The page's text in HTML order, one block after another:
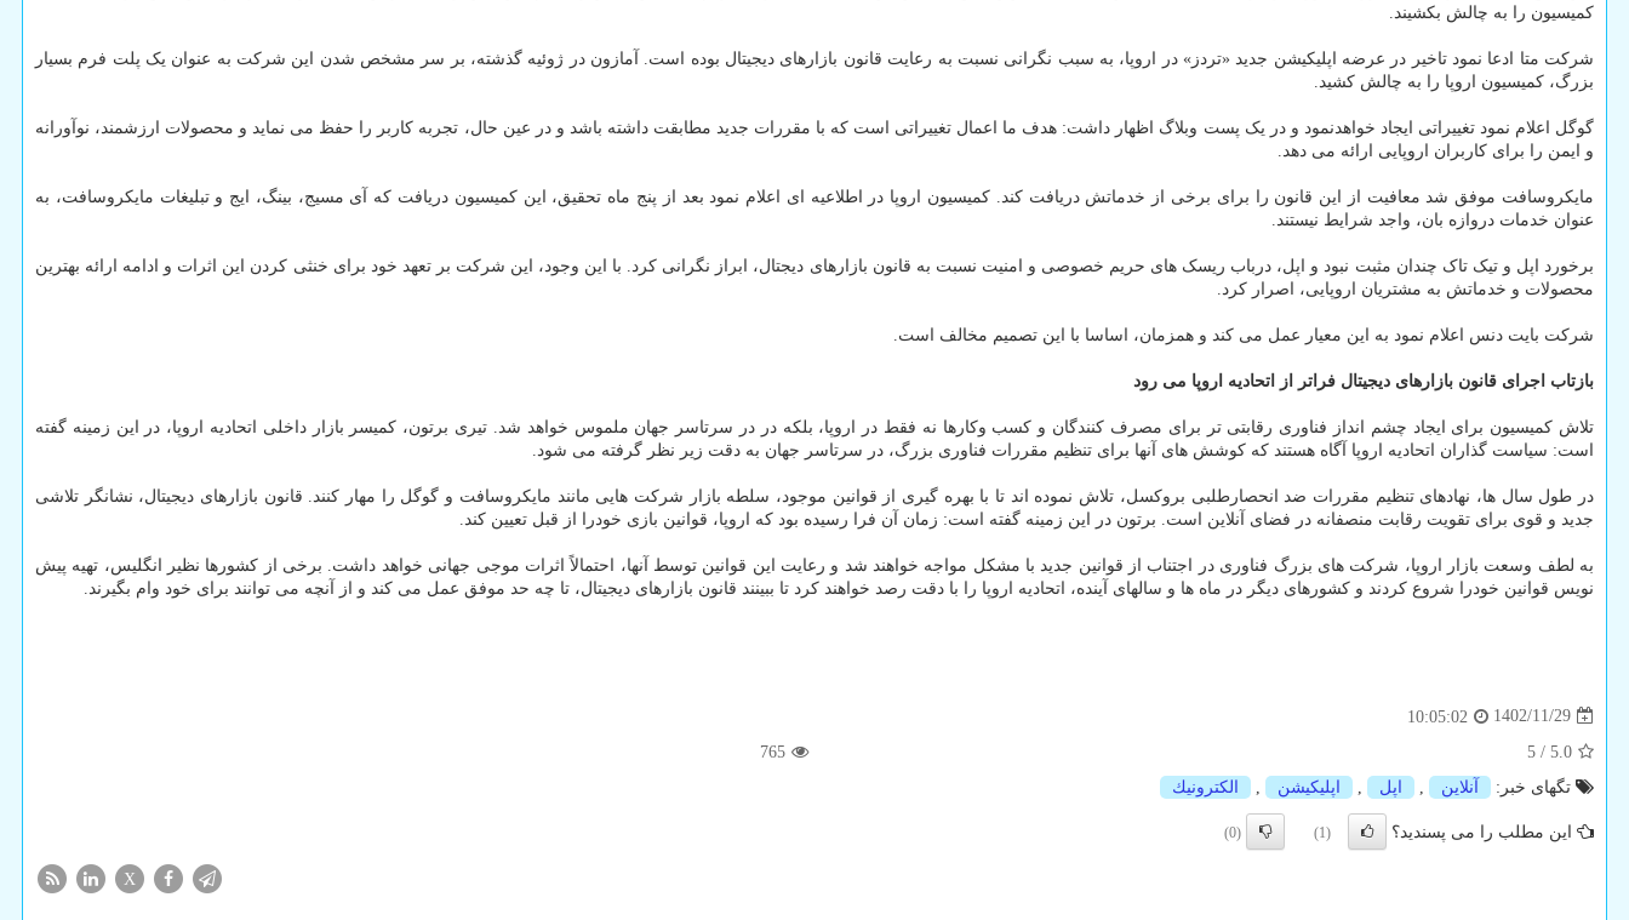
کمیسیون را به چالش بکشیند.
شرکت متا ادعا نمود تاخیر در عرضه اپلیکیشن جدید «تردز» در اروپا، به سبب نگرانی نسبت به رعایت قانون بازارهای دیجیتال بوده است. آمازون در ژوئیه گذشته، بر سر مشخص شدن این شرکت به عنوان یک پلت فرم بسیار
بزرگ، کمیسیون اروپا را به چالش کشید.
گوگل اعلام نمود تغییراتی ایجاد خواهدنمود و در یک پست وبلاگ اظهار داشت: هدف ما اعمال تغییراتی است که با مقررات جدید مطابقت داشته باشد و در عین حال، تجربه کاربر را حفظ می نماید و محصولات ارزشمند، نوآورانه
و ایمن را برای کاربران اروپایی ارائه می دهد.
مایکروسافت موفق شد معافیت از این قانون را برای برخی از خدماتش دریافت کند. کمیسیون اروپا در اطلاعیه ای اعلام نمود بعد از پنج ماه تحقیق، این کمیسیون دریافت که آی مسیج، بینگ، ایج و تبلیغات مایکروسافت، به
عنوان خدمات دروازه بان، واجد شرایط نیستند.
برخورد اپل و تیک تاک چندان مثبت نبود و اپل، درباب ریسک های حریم خصوصی و امنیت نسبت به قانون بازارهای دیجتال، ابراز نگرانی کرد. با این وجود، این شرکت بر تعهد خود برای خنثی کردن این اثرات و ادامه ارائه بهترین
محصولات و خدماتش به مشتریان اروپایی، اصرار کرد.
شرکت بایت دنس اعلام نمود به این معیار عمل می کند و همزمان، اساسا با این تصمیم مخالف است.
بازتاب اجرای قانون بازارهای دیجیتال فراتر از اتحادیه اروپا می رود
تلاش کمیسیون برای ایجاد چشم انداز فناوری رقابتی تر برای مصرف کنندگان و کسب وکارها نه فقط در اروپا، بلکه در در سرتاسر جهان ملموس خواهد شد. تیری برتون، کمیسر بازار داخلی اتحادیه اروپا، در این زمینه گفته
است: سیاست گذاران اتحادیه اروپا آگاه هستند که کوشش های آنها برای تنظیم مقررات فناوری بزرگ، در سرتاسر جهان به دقت زیر نظر گرفته می شود.
در طول سال ها، نهادهای تنظیم مقررات ضد انحصارطلبی بروکسل، تلاش نموده اند تا با بهره گیری از قوانین موجود، سلطه بازار شرکت هایی مانند مایکروسافت و گوگل را مهار کنند. قانون بازارهای دیجیتال، نشانگر تلاشی
جدید و قوی برای تقویت رقابت منصفانه در فضای آنلاین است. برتون در این زمینه گفته است: زمان آن فرا رسیده بود که اروپا، قوانین بازی خودرا از قبل تعیین کند.
به لطف وسعت بازار اروپا، شرکت های بزرگ فناوری در اجتناب از قوانین جدید با مشکل مواجه خواهند شد و رعایت این قوانین توسط آنها، احتمالاً اثرات موجی جهانی خواهد داشت. برخی از کشورها نظیر انگلیس، تهیه پیش
نویس قوانین خودرا شروع کردند و کشورهای دیگر در ماه ها و سالهای آینده، اتحادیه اروپا را با دقت رصد خواهند کرد تا ببینند قانون بازارهای دیجیتال، تا چه حد موفق عمل می کند و از آنچه می توانند برای خود وام بگیرند.
1402/11/29
10:05:02
5.0
/
5
765
تگهای خبر:
آنلاین , اپل , اپلیكیشن , الكترونیك
این مطلب را می پسندید؟ (1)
(0)
X